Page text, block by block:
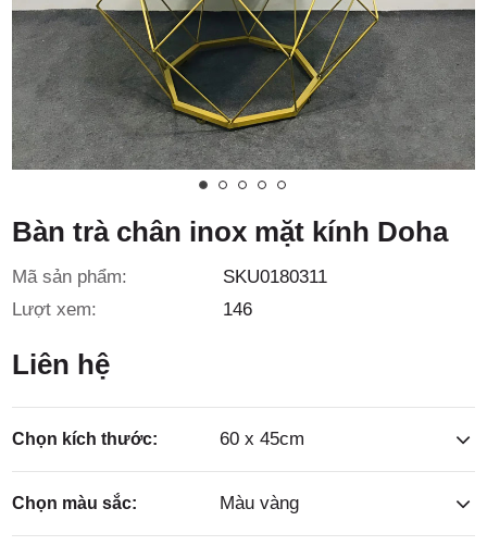
3/6D, ấp
Tiền Lân,
xã Bà
Điểm,
Bàn trà chân inox mặt kính Doha
Mã sản phẩm:
SKU0180311
Lượt xem:
146
Liên hệ
Chọn kích thước: 60 x 45cm
Chọn màu sắc: Màu vàng